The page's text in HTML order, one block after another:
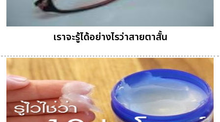
เราจะรู้ได้อย่างไรว่าสายตาสั้น